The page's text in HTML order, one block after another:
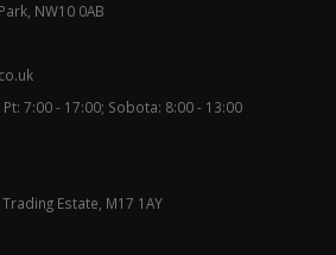
NW10 0AB
Pt: 7:00 - 17:00; Sobota: 8:00 - 13:00
Estate, M17 1AY